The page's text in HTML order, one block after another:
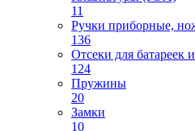
11
Ручки приборные,
136
Отсеки для батареек
124
Пружины
20
Замки
10